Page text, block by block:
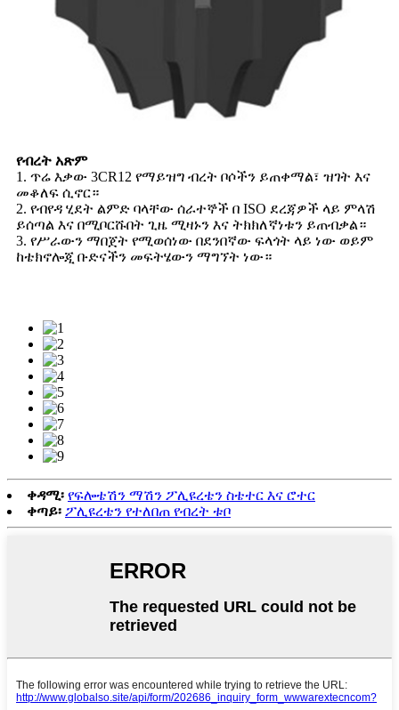
የብረት አጽም
1. ጥሬ እቃው 3CR12 የማይዝግ ብረት ቦሶችን ይጠቀማል፣ ዝገት እና
መቆለፍ ሲኖር።
2. የብየዳ ሂደት ልምድ ባላቸው ሰራተኞች በ ISO ደረጃዎች ላይ ምላሽ
ይሰጣል እና በሚቦርሹበት ጊዜ ሚዛኑን እና ትክክለኛነቱን ይጠብቃል።
3. የሥራውን ማበጀት የሚወሰነው በደንበኛው ፍላጎት ላይ ነው ወይም
ከቴክኖሎጂ ቡድናችን መፍትሄውን ማግኘት ነው።
ቀዳሚ፡ የፍሎቴሽን ማሽን ፖሊዩረቴን ስቴተር እና ሮተር
ቀጣይ፡ ፖሊዩረቴን የተለበጠ የብረት ቱቦ